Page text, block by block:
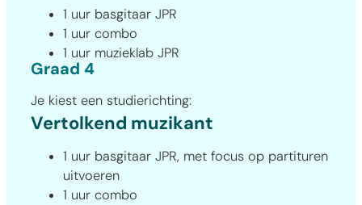
1 uur basgitaar JPR
1 uur combo
1 uur muzieklab JPR
Graad 4
Je kiest een studierichting:
Vertolkend muzikant
1 uur basgitaar JPR, met focus op partituren
uitvoeren
1 uur combo